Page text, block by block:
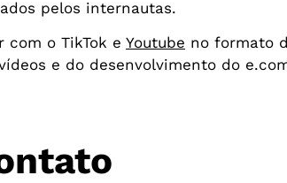
pelos internautas.
o TikTok e Youtube no formato
e do desenvolvimento do